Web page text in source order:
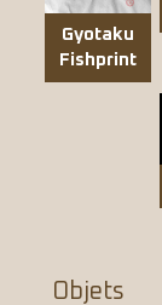
Gyotaku
Fishprint
Objets